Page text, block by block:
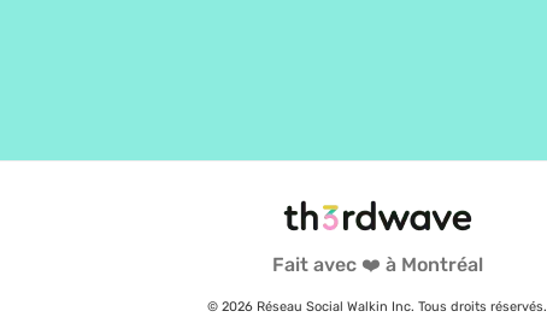
Fait avec ❤️ à Montréal
© 2026 Réseau Social Walkin Inc. Tous droits réservés.